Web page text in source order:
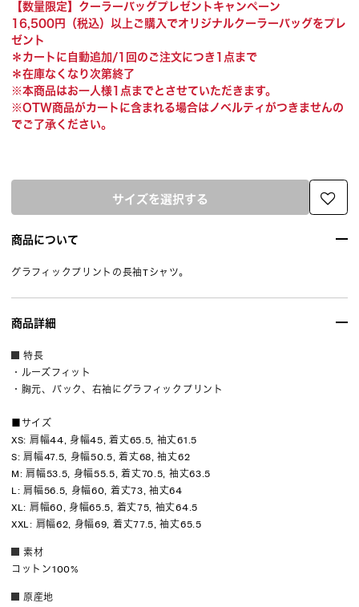
【数量限定】クーラーバッグプレゼントキャンペーン
16,500円（税込）以上ご購入でオリジナルクーラーバッグをプレ
ゼント
＊カートに自動追加/1回のご注文につき1点まで
＊在庫なくなり次第終了
※本商品はお一人様1点までとさせていただきます。
※OTW商品がカートに含まれる場合はノベルティがつきませんの
でご了承ください。
サイズを選択する
商品について
グラフィックプリントの長袖Tシャツ。
商品詳細
特長
・ルーズフィット
・胸元、バック、右袖にグラフィックプリント
■サイズ
XS: 肩幅44, 身幅45, 着丈65.5, 袖丈61.5
S: 肩幅47.5, 身幅50.5, 着丈68, 袖丈62
M: 肩幅53.5, 身幅55.5, 着丈70.5, 袖丈63.5
L: 肩幅56.5, 身幅60, 着丈73, 袖丈64
XL: 肩幅60, 身幅65.5, 着丈75, 袖丈64.5
XXL: 肩幅62, 身幅69, 着丈77.5, 袖丈65.5
素材
コットン100%
原産地